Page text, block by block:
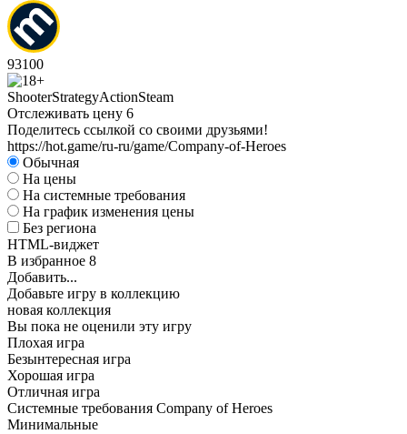
93100
ShooterStrategyActionSteam
Отслеживать цену 6
Поделитесь ссылкой со своими друзьями!
https://hot.game/ru-ru/game/Company-of-Heroes
Обычная
На цены
На системные требования
На график изменения цены
Без региона
HTML-виджет
В избранное 8
Добавить...
Добавьте игру в коллекцию
новая коллекция
Вы пока не оценили эту игру
Плохая игра
Безынтересная игра
Хорошая игра
Отличная игра
Системные требования Company of Heroes
Минимальные